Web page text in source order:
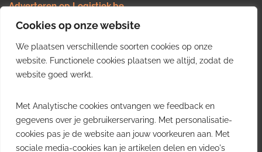
Cookies op onze website
We plaatsen verschillende soorten cookies op onze
website. Functionele cookies plaatsen we altijd, zodat de
website goed werkt.
Met Analytische cookies ontvangen we feedback en
gegevens over je gebruikerservaring. Met personalisatie-
cookies pas je de website aan jouw voorkeuren aan. Met
sociale media-cookies kan je artikelen delen en video's
Adverteren op Logistiek.be
Nieuws insturen
Uw video op Logistiek.TV
Job plaatsen
Gratis wekelijkse update
inzichten uit de Belgische logistieke sector in uw inbox.
Ontvang je gratis
wekelijkse update